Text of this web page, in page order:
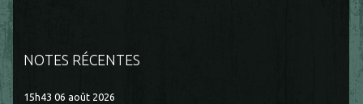
NOTES RÉCENTES
15h43 06 août 2026